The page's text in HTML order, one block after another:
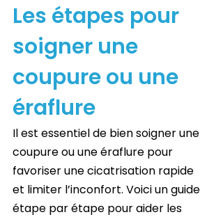
Les étapes pour
soigner une
coupure ou une
éraflure
Il est essentiel de bien soigner une
coupure ou une éraflure pour
favoriser une cicatrisation rapide
et limiter l’inconfort. Voici un guide
étape par étape pour aider les